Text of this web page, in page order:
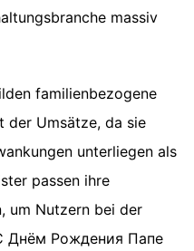
massiv
familienbezogene
der Umsätze, da sie
unterliegen als
passen ihre
um Nutzern bei der
Днём Рождения Папе